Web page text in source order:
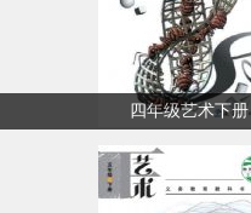
四年级艺术下册